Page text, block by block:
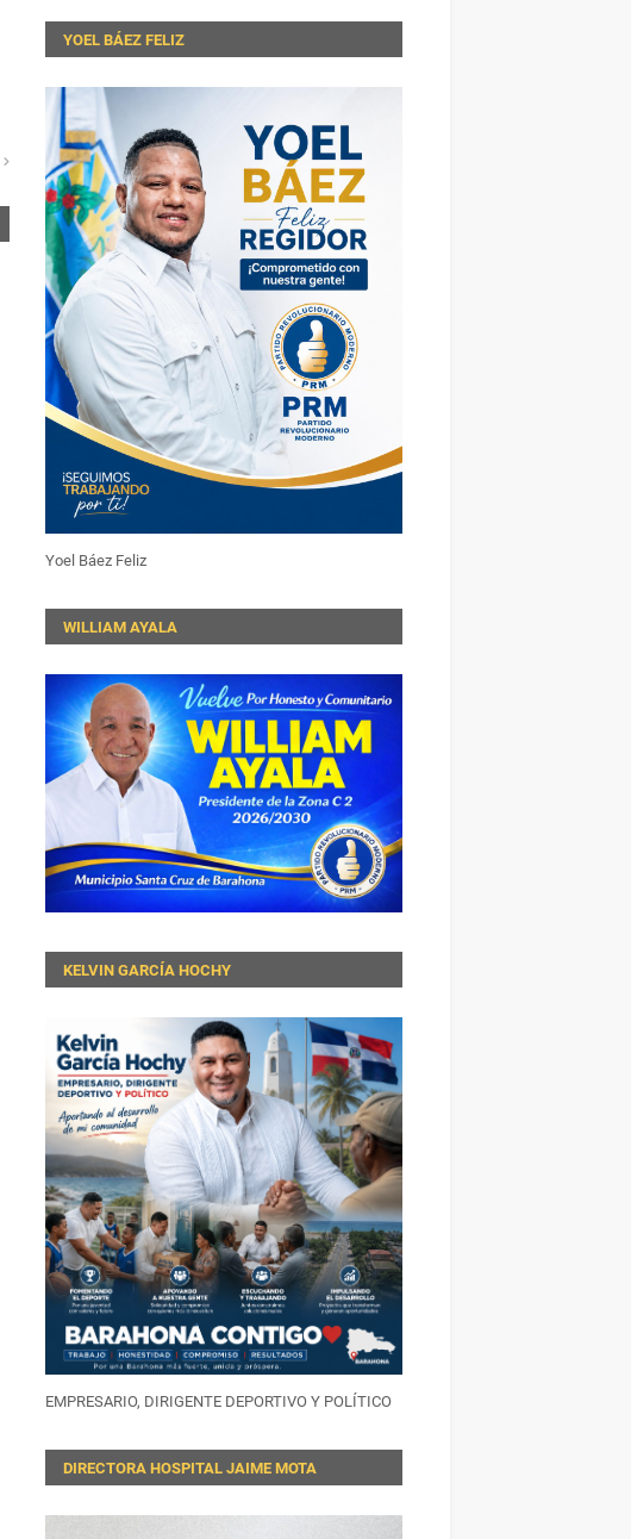
YOEL BÁEZ FELIZ
Yoel Báez Feliz
WILLIAM AYALA
KELVIN GARCÍA HOCHY
EMPRESARIO, DIRIGENTE DEPORTIVO Y POLÍTICO
DIRECTORA HOSPITAL JAIME MOTA